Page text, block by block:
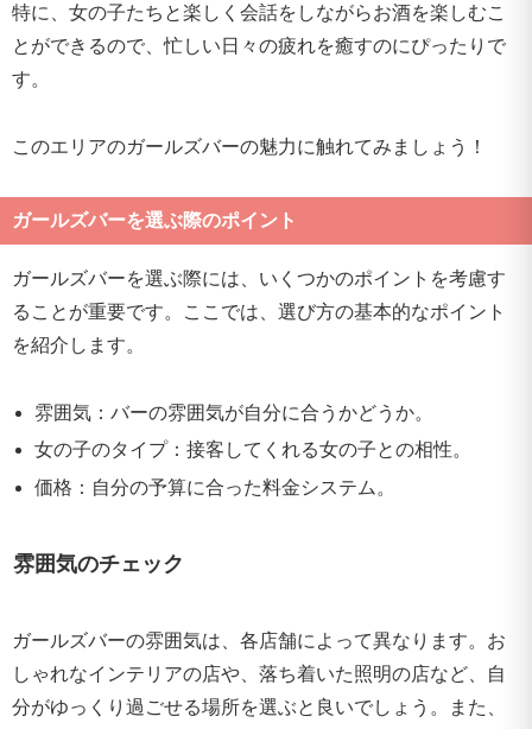
特に、女の子たちと楽しく会話をしながらお酒を楽しむこ
とができるので、忙しい日々の疲れを癒すのにぴったりで
す。
このエリアのガールズバーの魅力に触れてみましょう！
ガールズバーを選ぶ際のポイント
ガールズバーを選ぶ際には、いくつかのポイントを考慮す
ることが重要です。ここでは、選び方の基本的なポイント
を紹介します。
雰囲気：バーの雰囲気が自分に合うかどうか。
女の子のタイプ：接客してくれる女の子との相性。
価格：自分の予算に合った料金システム。
雰囲気のチェック
ガールズバーの雰囲気は、各店舗によって異なります。お
しゃれなインテリアの店や、落ち着いた照明の店など、自
分がゆっくり過ごせる場所を選ぶと良いでしょう。また、